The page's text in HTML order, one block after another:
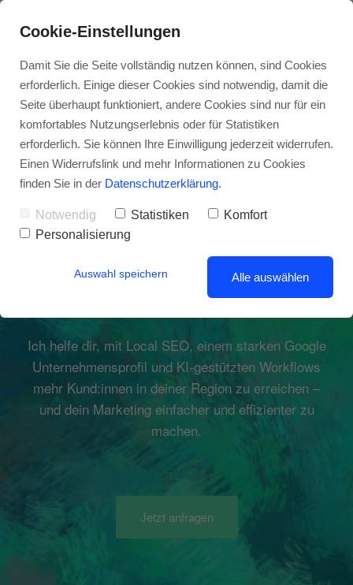
MEHR SICHTBARKEIT IN DEINER REGION.
MEHR ZEIT FÜRS WESENTLICHE.
Lokales SEO & KI-
Lösungen, die
wirklich wirken
Ich helfe dir, mit Local SEO, einem starken Google
Unternehmensprofil und KI-gestützten Workflows
mehr Kund:innen in deiner Region zu erreichen –
und dein Marketing einfacher und effizienter zu
machen.
Jetzt anfragen
Cookie-Einstellungen
Damit Sie die Seite vollständig nutzen können, sind Cookies
erforderlich. Einige dieser Cookies sind notwendig, damit die
Seite überhaupt funktioniert, andere Cookies sind nur für ein
komfortables Nutzungserlebnis oder für Statistiken
erforderlich. Sie können Ihre Einwilligung jederzeit widerrufen.
Einen Widerrufslink und mehr Informationen zu Cookies
finden Sie in der Datenschutzerklärung.
Notwendig Statistiken
Komfort
Personalisierung
Auswahl speichern Alle auswählen